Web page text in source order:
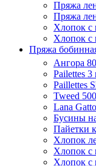
Пряжа
Пряжа
Хлопок с
Хлопок с
Пряжа
Ангора 80
Pailettes 3
Paillettes
Tweed
Lana
Бусины
Пайетки
Хлопок
Хлопок с
Хлопок с